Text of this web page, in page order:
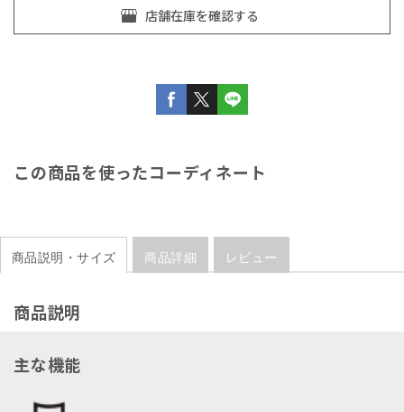
この商品を使ったコーディネート
商品説明・サイズ 商品詳細 レビュー
商品説明
主な機能